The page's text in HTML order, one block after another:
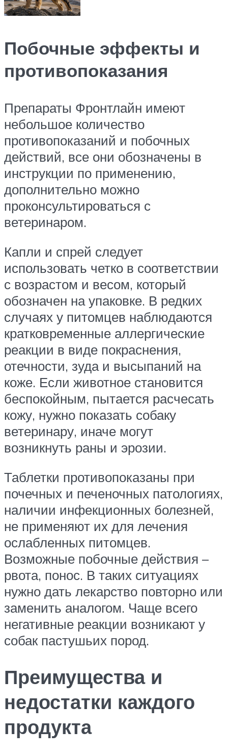
Побочные эффекты и
противопоказания
Препараты Фронтлайн имеют
небольшое количество
противопоказаний и побочных
действий, все они обозначены в
инструкции по применению,
дополнительно можно
проконсультироваться с
ветеринаром.
Капли и спрей следует
использовать четко в соответствии
с возрастом и весом, который
обозначен на упаковке. В редких
случаях у питомцев наблюдаются
кратковременные аллергические
реакции в виде покраснения,
отечности, зуда и высыпаний на
коже. Если животное становится
беспокойным, пытается расчесать
кожу, нужно показать собаку
ветеринару, иначе могут
возникнуть раны и эрозии.
Таблетки противопоказаны при
почечных и печеночных патологиях,
наличии инфекционных болезней,
не применяют их для лечения
ослабленных питомцев.
Возможные побочные действия –
рвота, понос. В таких ситуациях
нужно дать лекарство повторно или
заменить аналогом. Чаще всего
негативные реакции возникают у
собак пастушьих пород.
Преимущества и
недостатки каждого
продукта